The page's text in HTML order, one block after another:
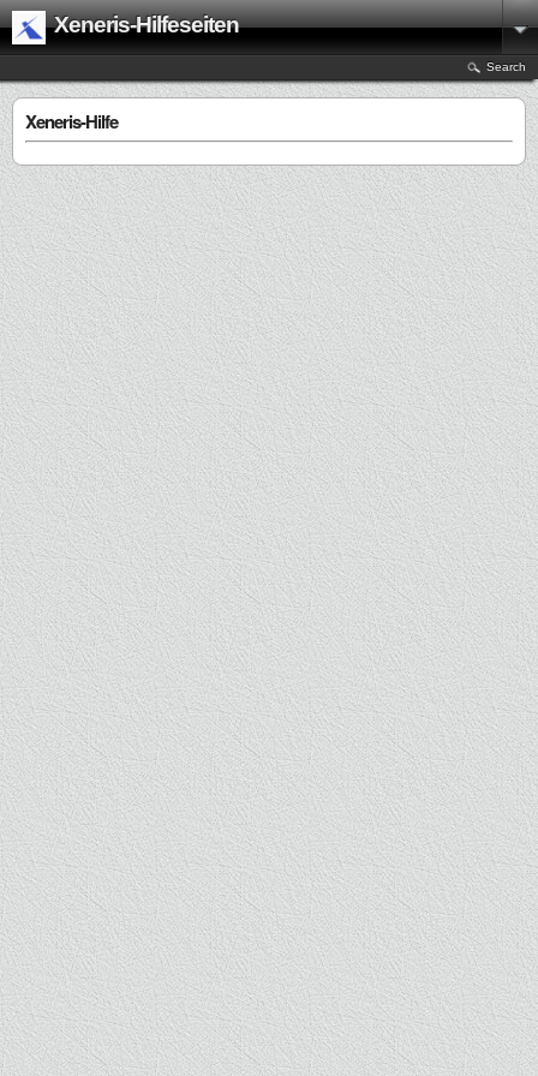
Xeneris-Hilfeseiten
Search
Xeneris-Hilfe